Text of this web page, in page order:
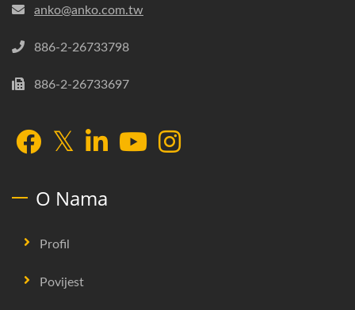
anko@anko.com.tw
886-2-26733798
886-2-26733697
O Nama
Profil
Povijest